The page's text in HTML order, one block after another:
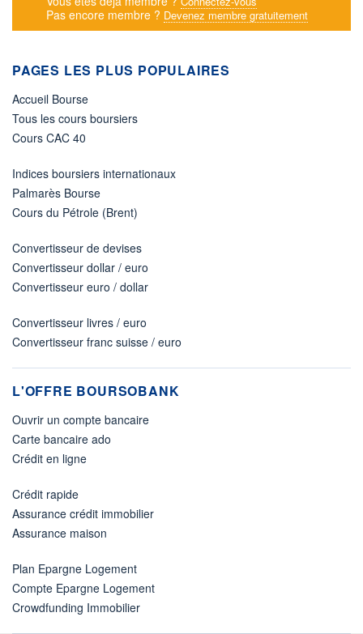
Pas encore membre ? Devenez membre gratuitement
PAGES LES PLUS POPULAIRES
Accueil Bourse
Tous les cours boursiers
Cours CAC 40
Indices boursiers internationaux
Palmarès Bourse
Cours du Pétrole (Brent)
Convertisseur de devises
Convertisseur dollar / euro
Convertisseur euro / dollar
Convertisseur livres / euro
Convertisseur franc suisse / euro
L'OFFRE BOURSOBANK
Ouvrir un compte bancaire
Carte bancaire ado
Crédit en ligne
Crédit rapide
Assurance crédit immobilier
Assurance maison
Plan Epargne Logement
Compte Epargne Logement
Crowdfunding Immobilier